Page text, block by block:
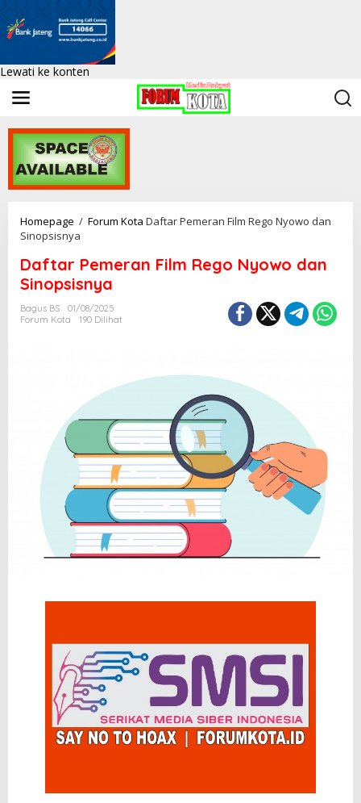
Lewati ke konten
Homepage / Forum Kota Daftar Pemeran Film Rego Nyowo dan
Sinopsisnya
Daftar Pemeran Film Rego Nyowo dan
Sinopsisnya
Bagus BS
01/08/2025
Forum Kota
190 Dilihat